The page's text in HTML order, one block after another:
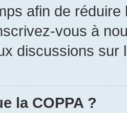
afin de
vous à
discussions sur
la COPPA ?